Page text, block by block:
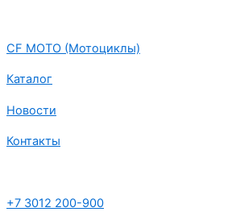
CF MOTO (Мотоциклы)
Каталог
Новости
Контакты
+7 3012 200-900